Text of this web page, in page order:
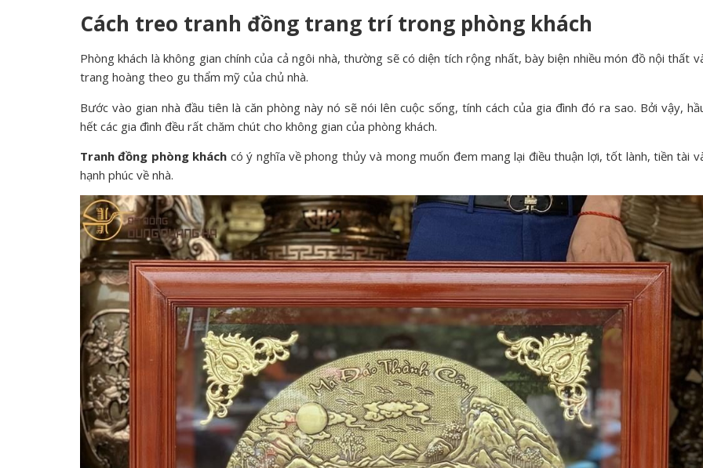
Cách treo tranh đồng trang trí trong phòng khách
Phòng khách là không gian chính của cả ngôi nhà, thường sẽ có diện tích rộng nhất, bày biện nhiều món đồ nội thất
trang hoàng theo gu thẩm mỹ của chủ nhà.
Bước vào gian nhà đầu tiên là căn phòng này nó sẽ nói lên cuộc sống, tính cách của gia đình đó ra sao. Bởi vậy,
hết các gia đình đều rất chăm chút cho không gian của phòng khách.
Tranh đồng phòng khách có ý nghĩa về phong thủy và mong muốn đem mang lại điều thuận lợi, tốt lành, tiền tài
hạnh phúc về nhà.